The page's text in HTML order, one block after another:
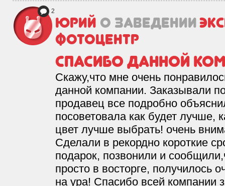
2
Юрий о заведении
фотоцентр
Спасибо данной
Скажу,что мне очень
данной компании. Заказывали
продавец все подробно
посоветовала как будет лучше,
цвет лучше выбрать! очень
Сделали в рекордно короткие
подарок, позвонили и
просто в восторге, получилось
на ура! Спасибо всей компании